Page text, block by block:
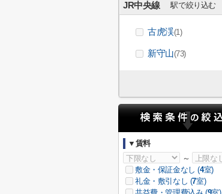
JR中央線 駅で絞り込む
古虎渓(1)
新守山(73)
▼賃料
～
敷金・保証金なし (4室)
礼金・敷引なし (7室)